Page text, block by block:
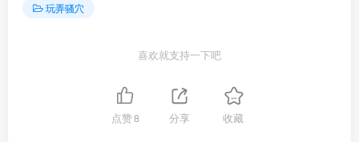
玩弄骚穴
喜欢就支持一下吧
点赞8 分享 收藏